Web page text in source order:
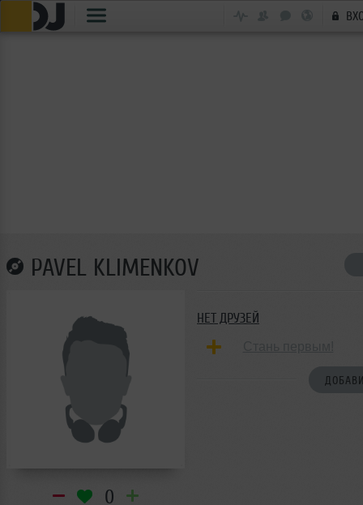
PAVEL KLIMENKOV
0
НЕТ ДРУЗЕЙ